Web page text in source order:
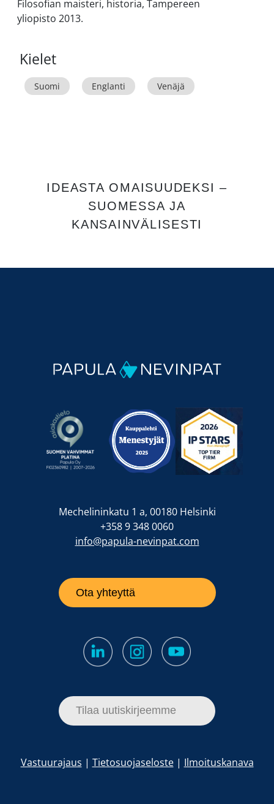
Filosofian maisteri, historia, Tampereen
yliopisto 2013.
Kielet
Suomi Englanti Venäjä
IDEASTA OMAISUUDEKSI –
SUOMESSA JA
KANSAINVÄLISESTI
Mechelininkatu 1 a, 00180 Helsinki
+358 9 348 0060
info@papula-nevinpat.com
Ota yhteyttä
Tilaa uutiskirjeemme
Vastuurajaus | Tietosuojaseloste| Ilmoituskanava